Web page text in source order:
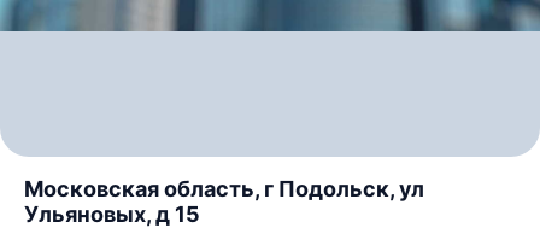
Московская область, г Подольск, ул
Ульяновых, д 15